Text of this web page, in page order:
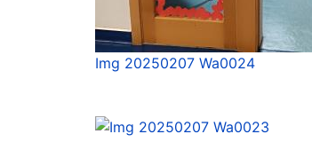
Img 20250207 Wa0024